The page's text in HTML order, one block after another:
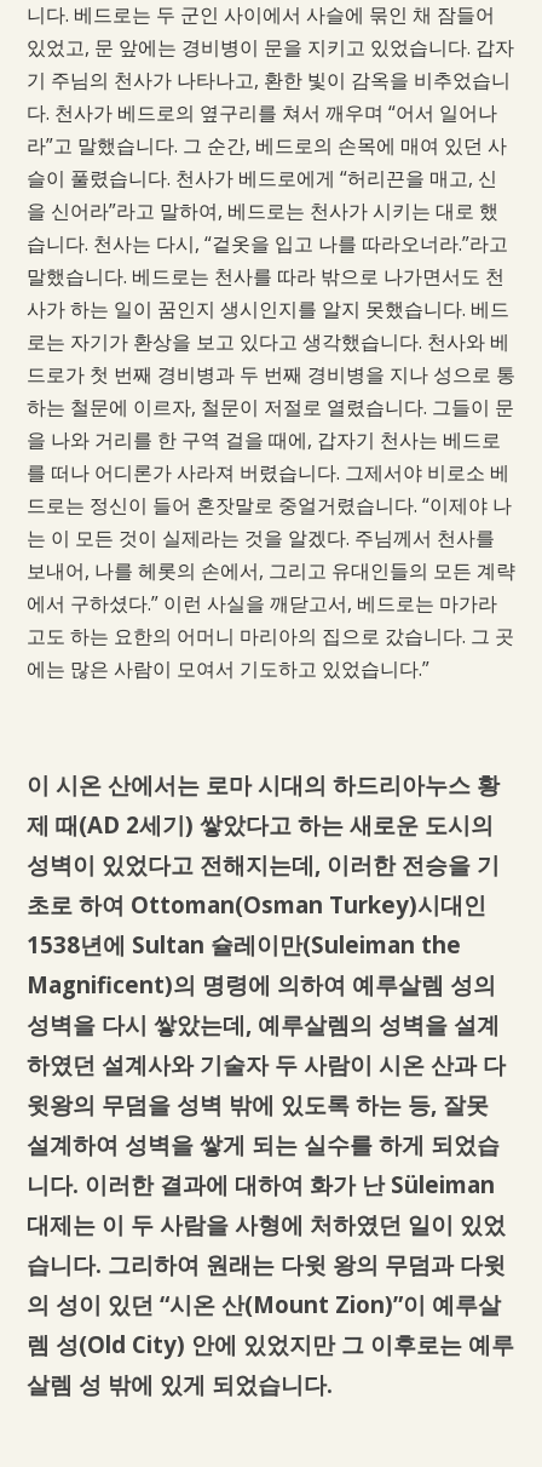
니다. 베드로는 두 군인 사이에서 사슬에 묶인 채 잠들어
있었고, 문 앞에는 경비병이 문을 지키고 있었습니다. 갑자
기 주님의 천사가 나타나고, 환한 빛이 감옥을 비추었습니
다. 천사가 베드로의 옆구리를 쳐서 깨우며 “어서 일어나
라”고 말했습니다. 그 순간, 베드로의 손목에 매여 있던 사
슬이 풀렸습니다. 천사가 베드로에게 “허리끈을 매고, 신
을 신어라”라고 말하여, 베드로는 천사가 시키는 대로 했
습니다. 천사는 다시, “겉옷을 입고 나를 따라오너라.”라고
말했습니다. 베드로는 천사를 따라 밖으로 나가면서도 천
사가 하는 일이 꿈인지 생시인지를 알지 못했습니다. 베드
로는 자기가 환상을 보고 있다고 생각했습니다. 천사와 베
드로가 첫 번째 경비병과 두 번째 경비병을 지나 성으로 통
하는 철문에 이르자, 철문이 저절로 열렸습니다. 그들이 문
을 나와 거리를 한 구역 걸을 때에, 갑자기 천사는 베드로
를 떠나 어디론가 사라져 버렸습니다. 그제서야 비로소 베
드로는 정신이 들어 혼잣말로 중얼거렸습니다. “이제야 나
는 이 모든 것이 실제라는 것을 알겠다. 주님께서 천사를
보내어, 나를 헤롯의 손에서, 그리고 유대인들의 모든 계략
에서 구하셨다.” 이런 사실을 깨닫고서, 베드로는 마가라
고도 하는 요한의 어머니 마리아의 집으로 갔습니다. 그 곳
에는 많은 사람이 모여서 기도하고 있었습니다.”
이 시온 산에서는 로마 시대의 하드리아누스 황
제 때(AD 2세기) 쌓았다고 하는 새로운 도시의
성벽이 있었다고 전해지는데, 이러한 전승을 기
초로 하여 Ottoman(Osman Turkey)시대인
1538년에 Sultan 슐레이만(Suleiman the
Magnificent)의 명령에 의하여 예루살렘 성의
성벽을 다시 쌓았는데, 예루살렘의 성벽을 설계
하였던 설계사와 기술자 두 사람이 시온 산과 다
윗왕의 무덤을 성벽 밖에 있도록 하는 등, 잘못
설계하여 성벽을 쌓게 되는 실수를 하게 되었습
니다. 이러한 결과에 대하여 화가 난 Süleiman
대제는 이 두 사람을 사형에 처하였던 일이 있었
습니다. 그리하여 원래는 다윗 왕의 무덤과 다윗
의 성이 있던 “시온 산(Mount Zion)”이 예루살
렘 성(Old City) 안에 있었지만 그 이후로는 예루
살렘 성 밖에 있게 되었습니다.